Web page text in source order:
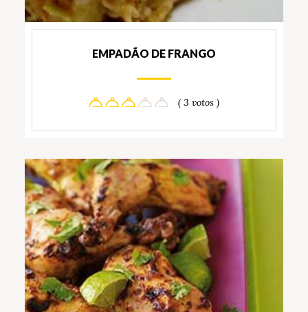
EMPADÃO DE FRANGO
( 3 votos )